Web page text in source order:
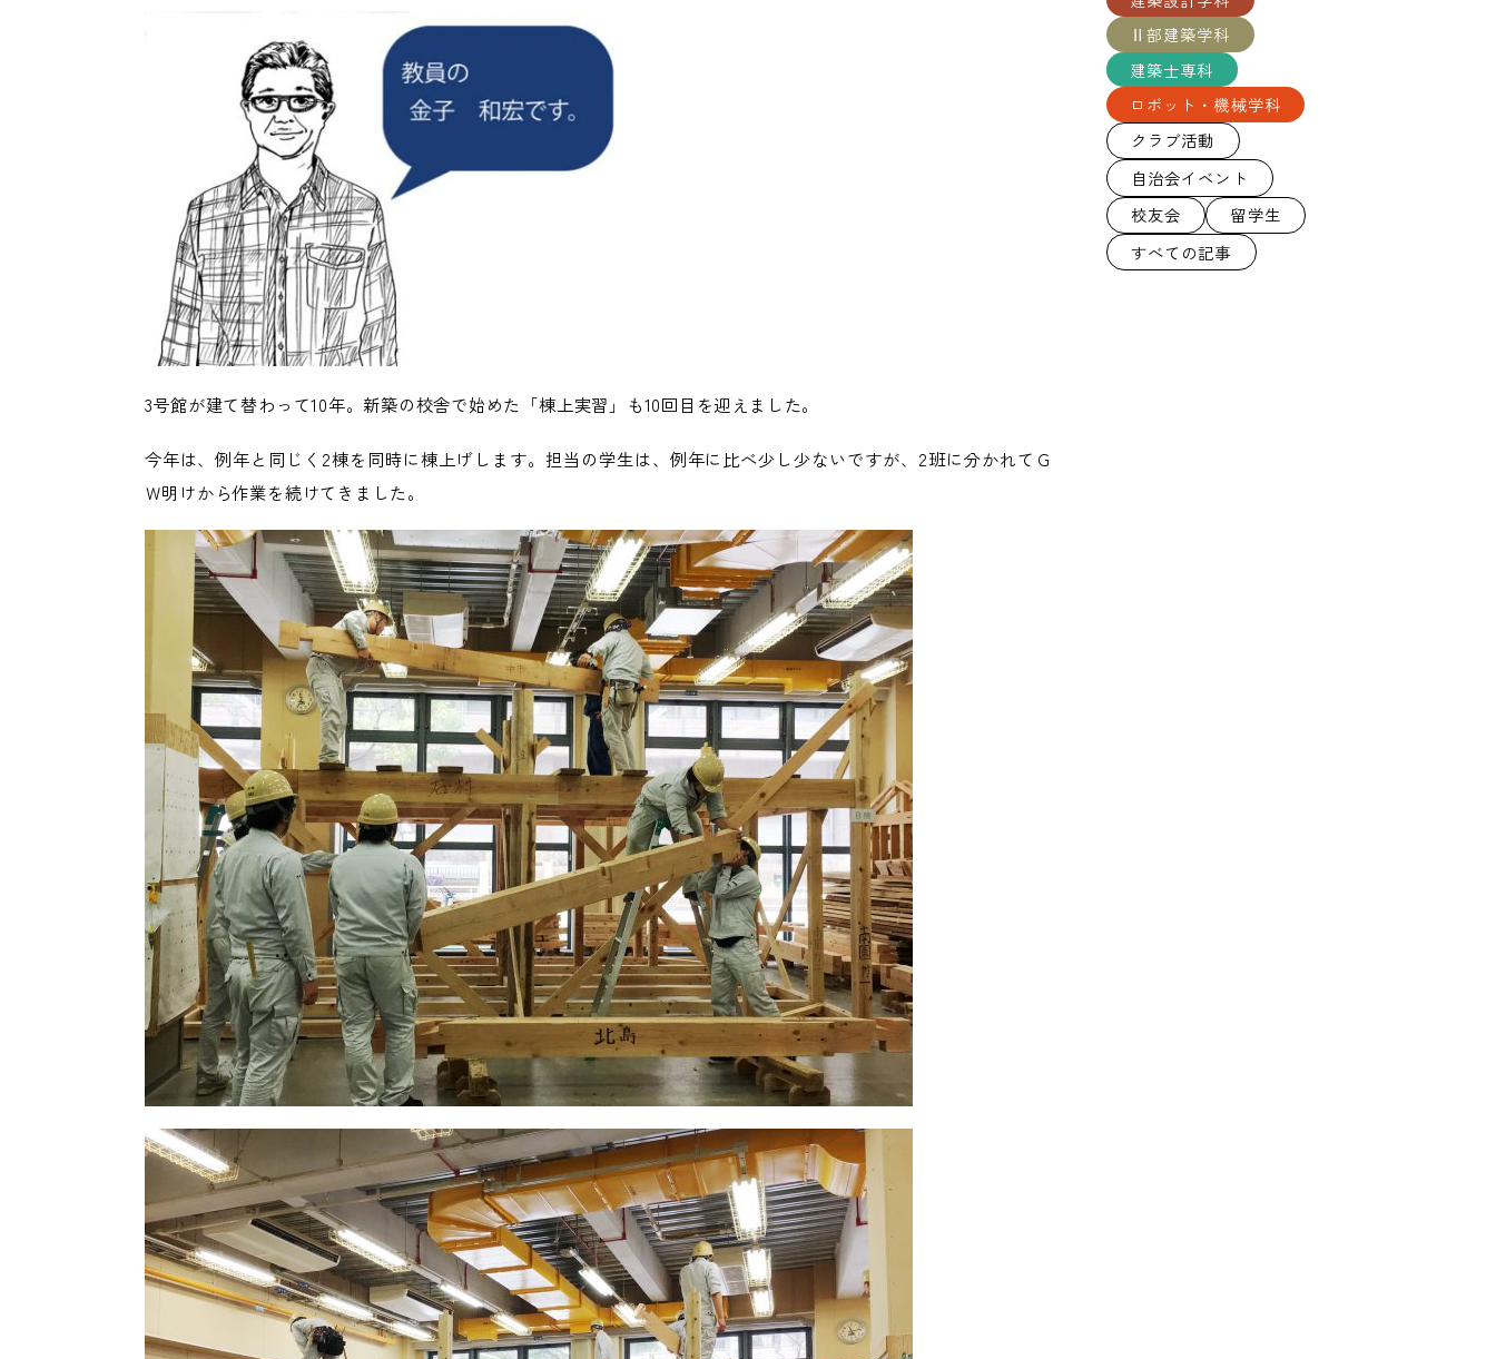
3号館が建て替わって10年。新築の校舎で始めた「棟上実習」も10回目を迎えました。
今年は、例年と同じく2棟を同時に棟上げします。担当の学生は、例年に比べ少し少ないですが、2班に分かれてＧ
Ｗ明けから作業を続けてきました。
Ⅱ部建築学科
建築士専科
ロボット・機械学科
クラブ活動
自治会イベント
校友会
留学生
すべての記事